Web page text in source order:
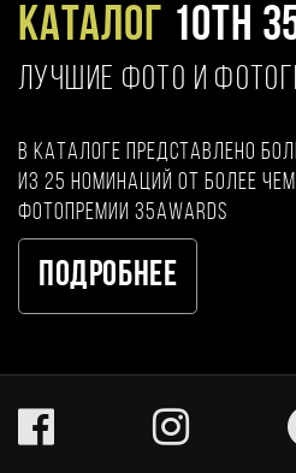
Каталог 10TH
ЛУЧШИЕ ФОТО И
В каталоге представлено
из 25 номинаций от более
фотопремии 35AWARDS
Подробнее